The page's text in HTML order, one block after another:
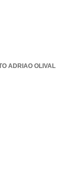
ADRIAO OLIVAL